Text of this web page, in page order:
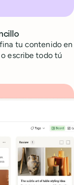
tu contenido en
escribe todo tú